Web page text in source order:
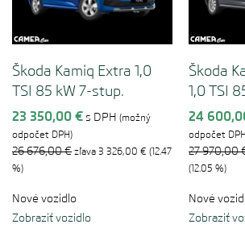
Škoda Kamiq Extra 1,0
TSI 85 kW 7-stup.
automat.
23 350,00 €s DPH (možný
odpočet DPH)
26 676,00 € zľava 3 326,00 € (12.47
%)
Nové vozidlo
Zobraziť vozidlo
Škoda
1,0 TSI
24
odpočet
27 970,00
(12.05 %)
Nové
Zobraziť